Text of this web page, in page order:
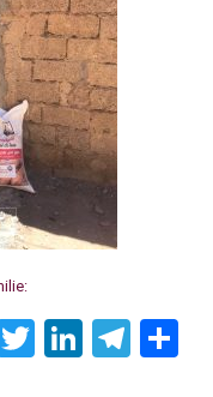
Twitter
LinkedIn